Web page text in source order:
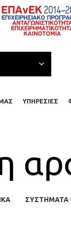
ΥΠΗΡΕΣΊΕΣ
ΣΥΣΤΉΜΑΤΑ